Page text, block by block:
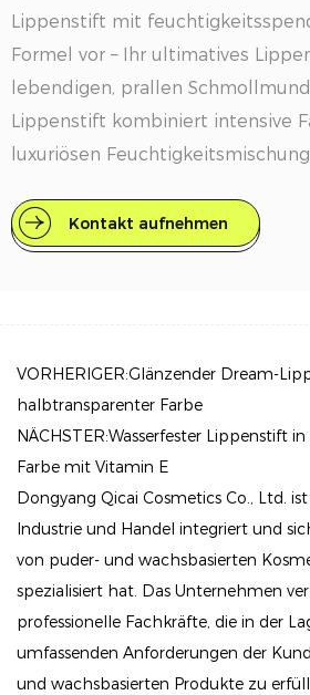
Lippenstift mit
Formel vor – Ihr ultimatives
lebendigen, prallen
Lippenstift kombiniert intensive
luxuriösen
sondern sich auch den ganzen
angenehm anfühlen.
Lippenfarbe, die ein Statement
Lippenstift besteht aus
satte, lebendige Farbtöne zu
natürliche Schönheit
schwer anzufühlen.
Feuchtigkeitsspendende
nährenden Inhaltsstoffen wie
Feuchtigkeit und macht Ihre
geschmeidig. Verabschieden Sie
Kontakt aufnehmen
VORHERIGER:Glänzender Dream-
halbtransparenter Farbe
NÄCHSTER:Wasserfester Lippenstift
Farbe mit Vitamin E
Dongyang Qicai Cosmetics Co., Ltd.
Industrie und Handel integriert und
von puder- und wachsbasierten
spezialisiert hat. Das Unternehmen
professionelle Fachkräfte, die in der
umfassenden Anforderungen der
und wachsbasierten Produkte zu